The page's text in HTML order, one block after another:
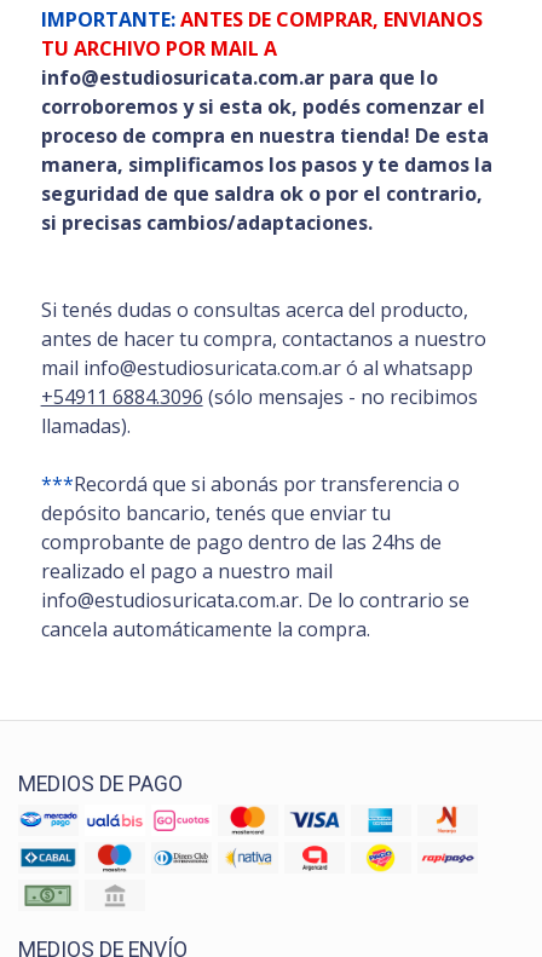
IMPORTANTE:ANTES DE COMPRAR, ENVIANOS
TU ARCHIVO POR MAIL A
info@estudiosuricata.com.ar para que lo
corroboremos y si esta ok, podés comenzar el
proceso de compra en nuestra tienda! De esta
manera, simplificamos los pasos y te damos la
seguridad de que saldra ok o por el contrario,
si precisas cambios/adaptaciones.
Si tenés dudas o consultas acerca del producto,
antes de hacer tu compra, contactanos a nuestro
mail info@estudiosuricata.com.ar ó al whatsapp
+54911 6884.3096 (sólo mensajes - no recibimos
llamadas).
***Recordá que si abonás por transferencia o
depósito bancario, tenés que enviar tu
comprobante de pago dentro de las 24hs de
realizado el pago a nuestro mail
info@estudiosuricata.com.ar. De lo contrario se
cancela automáticamente la compra.
MEDIOS DE PAGO
MEDIOS DE ENVÍO